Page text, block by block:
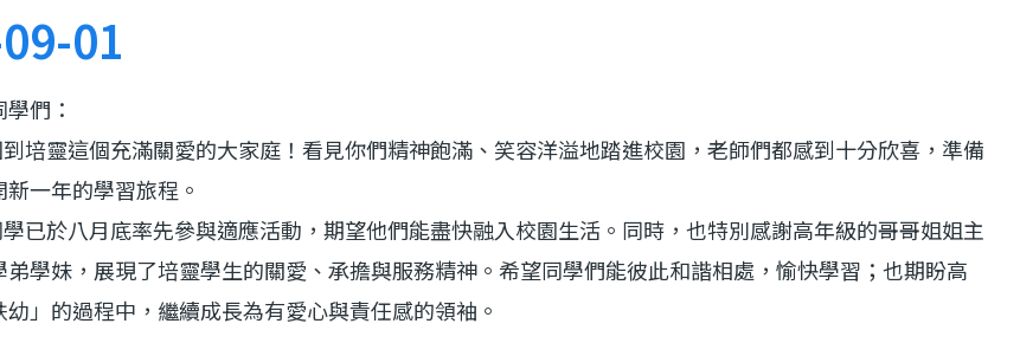
01
們：
靈這個充滿關愛的大家庭！看見你們精神飽滿、笑容洋溢地踏進校園，老師們都感到十分欣喜，準備
一年的學習旅程。
於八月底率先參與適應活動，期望他們能盡快融入校園生活。同時，也特別感謝高年級的哥哥姐姐主
弟學妹，展現了培靈學生的關愛、承擔與服務精神。希望同學們能彼此和諧相處，愉快學習；也期盼高
」的過程中，繼續成長為有愛心與責任感的領袖。